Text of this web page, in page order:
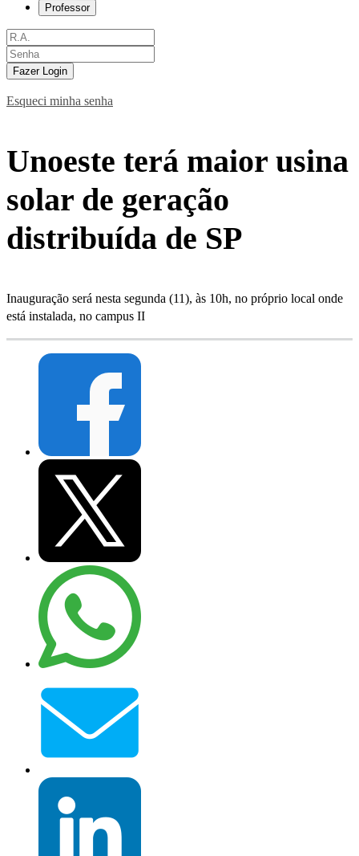
Professor
Fazer Login
Esqueci minha senha
Unoeste terá maior usina
solar de geração
distribuída de SP
Inauguração será nesta segunda (11), às 10h, no próprio local onde
está instalada, no campus II